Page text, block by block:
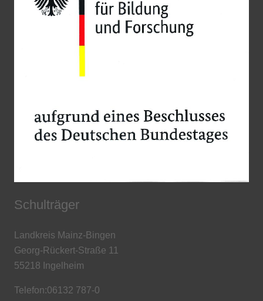
Schulträger
Landkreis Mainz-Bingen
Georg-Rückert-Straße 11
55218 Ingelheim
Telefon:06132 787-0